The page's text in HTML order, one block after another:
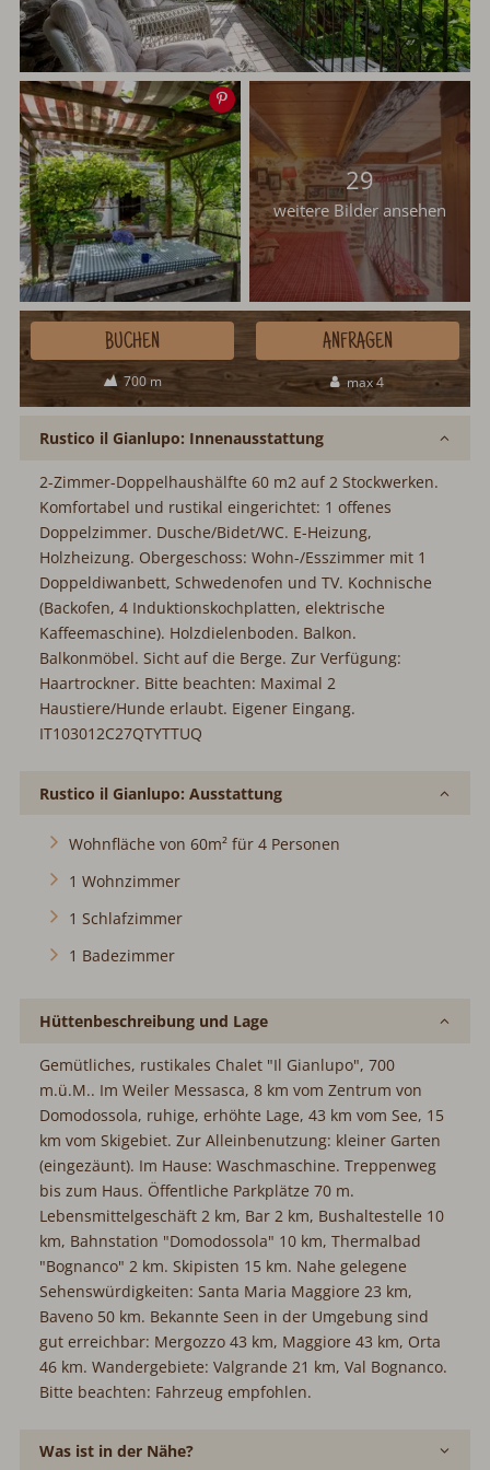
29
weitere Bilder ansehen
700 m max 4
BUCHEN ANFRAGEN
Rustico il Gianlupo: Innenausstattung
2-Zimmer-Doppelhaushälfte 60 m2 auf 2 Stockwerken.
Komfortabel und rustikal eingerichtet: 1 offenes
Doppelzimmer. Dusche/Bidet/WC. E-Heizung,
Holzheizung. Obergeschoss: Wohn-/Esszimmer mit 1
Doppeldiwanbett, Schwedenofen und TV. Kochnische
(Backofen, 4 Induktionskochplatten, elektrische
Kaffeemaschine). Holzdielenboden. Balkon.
Balkonmöbel. Sicht auf die Berge. Zur Verfügung:
Haartrockner. Bitte beachten: Maximal 2
Haustiere/Hunde erlaubt. Eigener Eingang.
IT103012C27QTYTTUQ
Rustico il Gianlupo: Ausstattung
Wohnfläche von 60m² für 4 Personen
1 Wohnzimmer
1 Schlafzimmer
1 Badezimmer
Hüttenbeschreibung und Lage
Gemütliches, rustikales Chalet "Il Gianlupo", 700
m.ü.M.. Im Weiler Messasca, 8 km vom Zentrum von
Domodossola, ruhige, erhöhte Lage, 43 km vom See, 15
km vom Skigebiet. Zur Alleinbenutzung: kleiner Garten
(eingezäunt). Im Hause: Waschmaschine. Treppenweg
bis zum Haus. Öffentliche Parkplätze 70 m.
Lebensmittelgeschäft 2 km, Bar 2 km, Bushaltestelle 10
km, Bahnstation "Domodossola" 10 km, Thermalbad
"Bognanco" 2 km. Skipisten 15 km. Nahe gelegene
Sehenswürdigkeiten: Santa Maria Maggiore 23 km,
Baveno 50 km. Bekannte Seen in der Umgebung sind
gut erreichbar: Mergozzo 43 km, Maggiore 43 km, Orta
46 km. Wandergebiete: Valgrande 21 km, Val Bognanco.
Bitte beachten: Fahrzeug empfohlen.
Was ist in der Nähe?